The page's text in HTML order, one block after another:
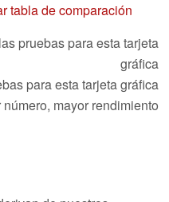
tabla de comparación
pruebas para esta tarjeta
gráfica
para esta tarjeta gráfica
número, mayor rendimiento